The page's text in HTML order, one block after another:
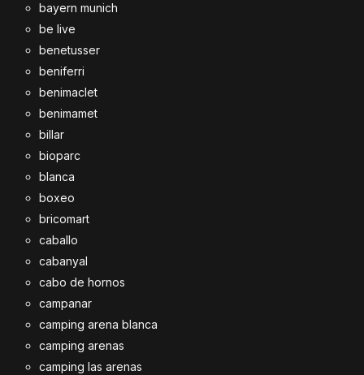
bayern munich
be live
benetusser
beniferri
benimaclet
benimamet
billar
bioparc
blanca
boxeo
bricomart
caballo
cabanyal
cabo de hornos
campanar
camping arena blanca
camping arenas
camping las arenas